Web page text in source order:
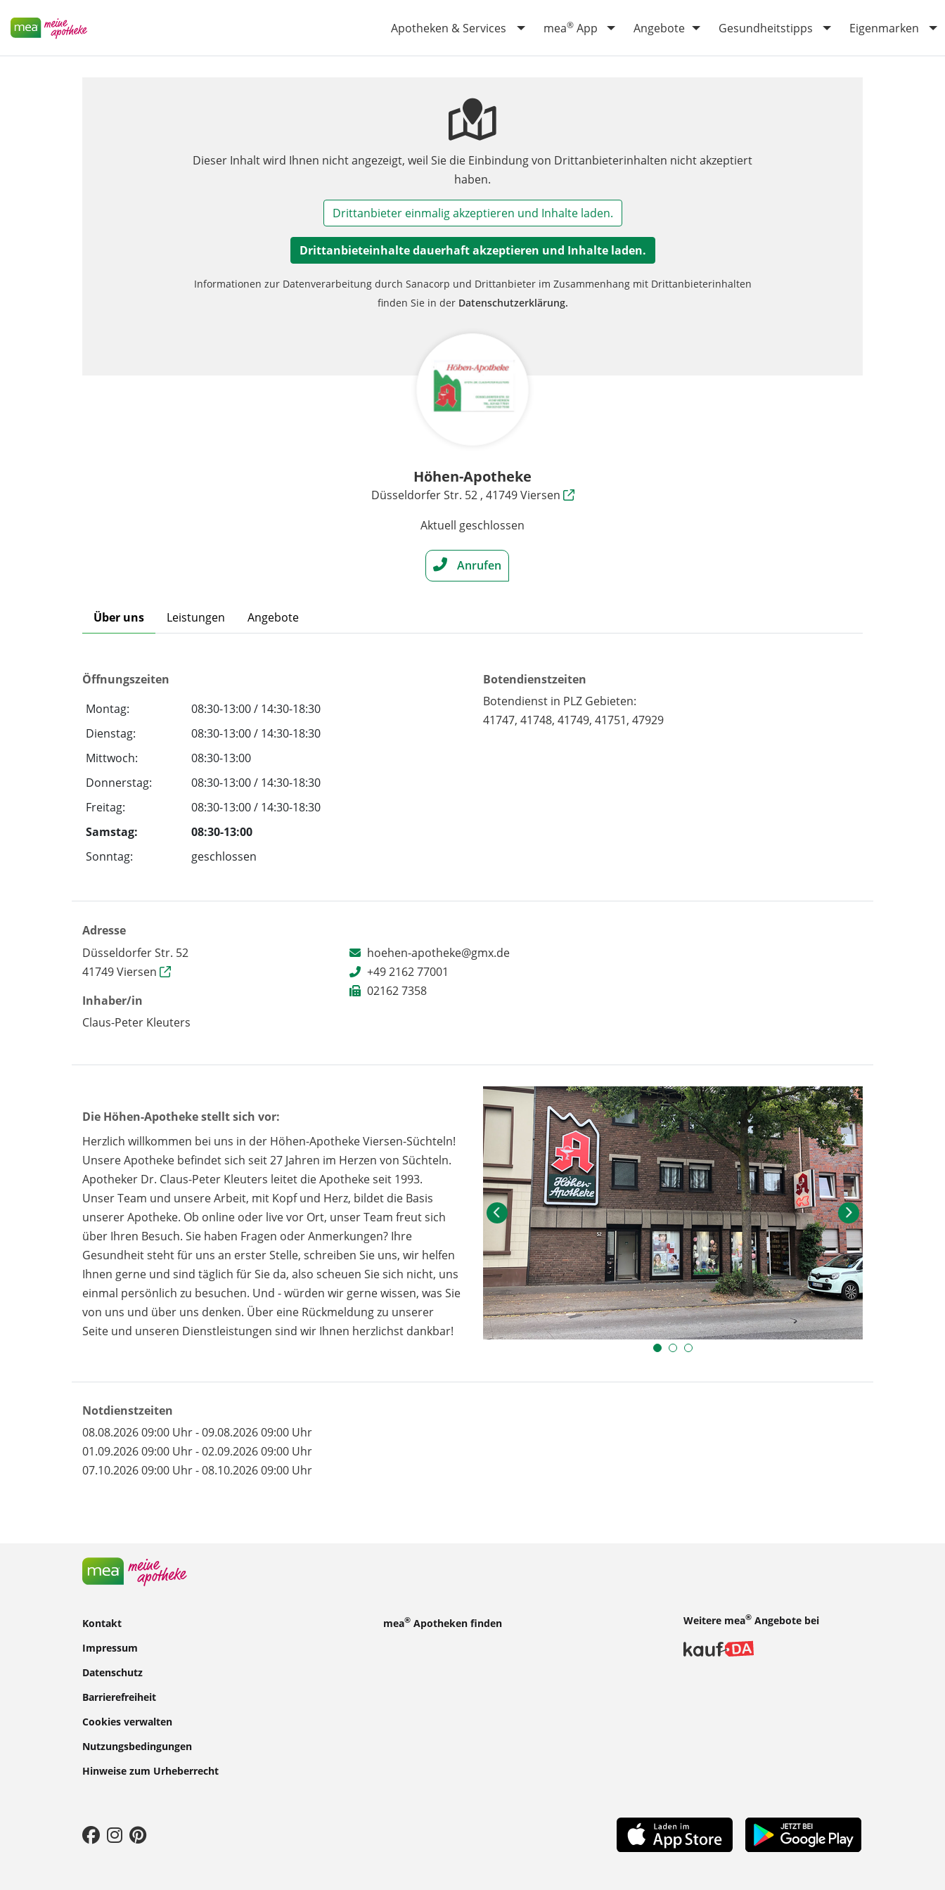
Apotheken & Services mea® App Angebote Gesundheitstipps Eigenmarken
Dieser Inhalt wird Ihnen nicht angezeigt, weil Sie die Einbindung von Drittanbieterinhalten nicht akzeptiert
haben.
Drittanbieter einmalig akzeptieren und Inhalte laden.
Drittanbieteinhalte dauerhaft akzeptieren und Inhalte laden.
Informationen zur Datenverarbeitung durch Sanacorp und Drittanbieter im Zusammenhang mit Drittanbieterinhalten
finden Sie in der Datenschutzerklärung.
Höhen-Apotheke
Düsseldorfer Str. 52 , 41749 Viersen
Aktuell geschlossen
Anrufen
Über uns Leistungen Angebote
Öffnungszeiten
Montag:
08:30-13:00 / 14:30-18:30
Dienstag:
08:30-13:00 / 14:30-18:30
Mittwoch:
08:30-13:00
Donnerstag:
08:30-13:00 / 14:30-18:30
Freitag:
08:30-13:00 / 14:30-18:30
Samstag:
08:30-13:00
Sonntag:
geschlossen
Botendienstzeiten
Botendienst in PLZ Gebieten:
41747, 41748, 41749, 41751, 47929
Adresse
Düsseldorfer Str. 52
41749 Viersen
Inhaber/in
Claus-Peter Kleuters
hoehen-apotheke@gmx.de
+49 2162 77001
02162 7358
Die Höhen-Apotheke stellt sich vor:
Herzlich willkommen bei uns in der Höhen-Apotheke Viersen-Süchteln!
Unsere Apotheke befindet sich seit 27 Jahren im Herzen von Süchteln.
Apotheker Dr. Claus-Peter Kleuters leitet die Apotheke seit 1993.
Unser Team und unsere Arbeit, mit Kopf und Herz, bildet die Basis
unserer Apotheke. Ob online oder live vor Ort, unser Team freut sich
über Ihren Besuch. Sie haben Fragen oder Anmerkungen? Ihre
Gesundheit steht für uns an erster Stelle, schreiben Sie uns, wir helfen
Ihnen gerne und sind täglich für Sie da, also scheuen Sie sich nicht, uns
einmal persönlich zu besuchen. Und - würden wir gerne wissen, was Sie
von uns und über uns denken. Über eine Rückmeldung zu unserer
Seite und unseren Dienstleistungen sind wir Ihnen herzlichst dankbar!
Notdienstzeiten
08.08.2026 09:00 Uhr - 09.08.2026 09:00 Uhr
01.09.2026 09:00 Uhr - 02.09.2026 09:00 Uhr
07.10.2026 09:00 Uhr - 08.10.2026 09:00 Uhr
Kontakt
Impressum
Datenschutz
Barrierefreiheit
Cookies verwalten
Nutzungsbedingungen
Hinweise zum Urheberrecht
mea®Apotheken finden Weitere mea® Angebote bei